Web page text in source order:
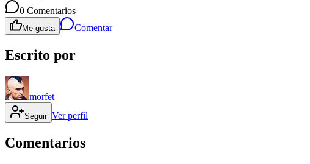
0 Comentarios
Me gusta Comentar
Escrito por
morfet
Seguir Ver perfil
Comentarios